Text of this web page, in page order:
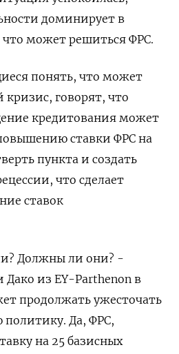
доминирует в
что может решиться ФРС.
понять, что может
кризис, говорят, что
кредитования может
ставки ФРС на
пункта и создать
что сделает
ставок
Должны ли они? -
Дако из EY-Parthenon в
продолжать ужесточать
Да, ФРС,
на 25 базисных